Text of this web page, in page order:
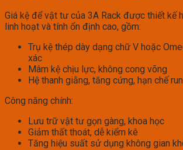
Giá kệ để vật tư của 3A Rack được thiết kế
linh hoạt và tính ổn định cao, gồm:
Trụ kệ thép dày dạng chữ V hoặc
xác
Mâm kệ chịu lực, không cong võng
Hệ thanh giằng, tăng cứng, hạn chế
Công năng chính:
Lưu trữ vật tư gọn gàng, khoa học
Giảm thất thoát, dễ kiểm kê
Tăng hiệu suất sử dụng không gian